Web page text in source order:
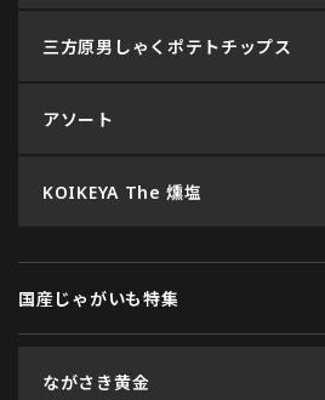
三方原男しゃくポテトチップス
アソート
KOIKEYA The 燻塩
国産じゃがいも特集
ながさき黄金